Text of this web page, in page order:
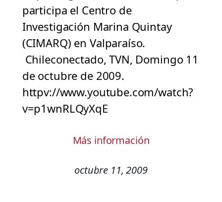
participa el Centro de
Investigación Marina Quintay
(CIMARQ) en Valparaíso.
Chileconectado, TVN, Domingo 11
de octubre de 2009.
httpv://www.youtube.com/watch?
v=p1wnRLQyXqE
Más información
octubre 11, 2009